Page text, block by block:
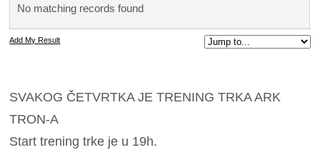
No matching records found
Add My Result
SVAKOG ČETVRTKA JE TRENING TRKA ARK
TRON-A
Start trening trke je u 19h.